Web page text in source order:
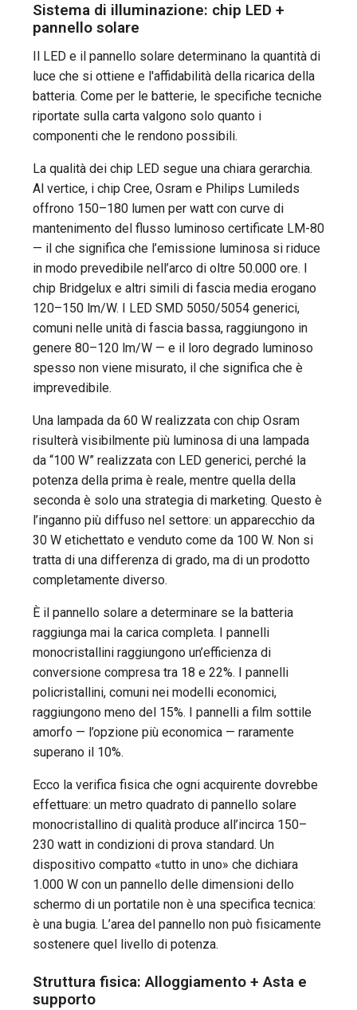
Sistema di illuminazione: chip LED +
pannello solare
Il LED e il pannello solare determinano la quantità di
luce che si ottiene e l'affidabilità della ricarica della
batteria. Come per le batterie, le specifiche tecniche
riportate sulla carta valgono solo quanto i
componenti che le rendono possibili.
La qualità dei chip LED segue una chiara gerarchia.
Al vertice, i chip Cree, Osram e Philips Lumileds
offrono 150–180 lumen per watt con curve di
mantenimento del flusso luminoso certificate LM-80
— il che significa che l’emissione luminosa si riduce
in modo prevedibile nell’arco di oltre 50.000 ore. I
chip Bridgelux e altri simili di fascia media erogano
120–150 lm/W. I LED SMD 5050/5054 generici,
comuni nelle unità di fascia bassa, raggiungono in
genere 80–120 lm/W — e il loro degrado luminoso
spesso non viene misurato, il che significa che è
imprevedibile.
Una lampada da 60 W realizzata con chip Osram
risulterà visibilmente più luminosa di una lampada
da “100 W” realizzata con LED generici, perché la
potenza della prima è reale, mentre quella della
seconda è solo una strategia di marketing. Questo è
l’inganno più diffuso nel settore: un apparecchio da
30 W etichettato e venduto come da 100 W. Non si
tratta di una differenza di grado, ma di un prodotto
completamente diverso.
È il pannello solare a determinare se la batteria
raggiunga mai la carica completa. I pannelli
monocristallini raggiungono un’efficienza di
conversione compresa tra 18 e 22%. I pannelli
policristallini, comuni nei modelli economici,
raggiungono meno del 15%. I pannelli a film sottile
amorfo — l’opzione più economica — raramente
superano il 10%.
Ecco la verifica fisica che ogni acquirente dovrebbe
effettuare: un metro quadrato di pannello solare
monocristallino di qualità produce all’incirca 150–
230 watt in condizioni di prova standard. Un
dispositivo compatto «tutto in uno» che dichiara
1.000 W con un pannello delle dimensioni dello
schermo di un portatile non è una specifica tecnica:
è una bugia. L’area del pannello non può fisicamente
sostenere quel livello di potenza.
Struttura fisica: Alloggiamento + Asta e
supporto